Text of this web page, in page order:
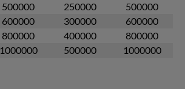
500000 250000
500000
600000 300000
600000
800000 400000
800000
1000000 500000 1000000